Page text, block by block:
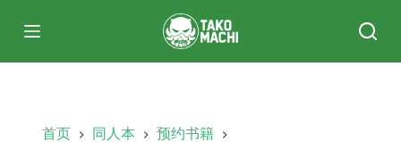
过
首页 同人本
预约书籍